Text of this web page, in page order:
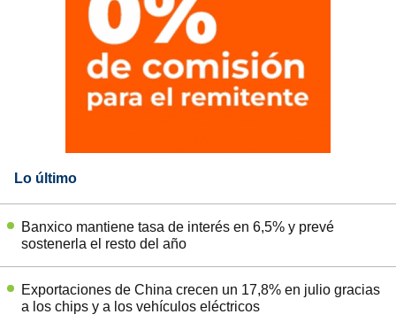
Lo último
Banxico mantiene tasa de interés en 6,5% y prevé
sostenerla el resto del año
Exportaciones de China crecen un 17,8% en julio gracias
a los chips y a los vehículos eléctricos